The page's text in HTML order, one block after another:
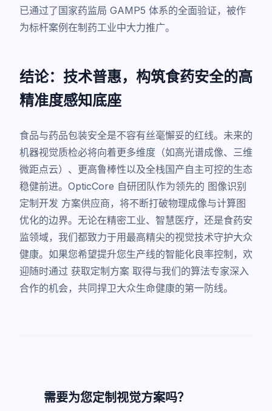
已通过了国家药监局 GAMP5 体系的全面验证，被作
为标杆案例在制药工业中大力推广。
结论：技术普惠，构筑食药安全的高
精准度感知底座
食品与药品包装安全是不容有丝毫懈妥的红线。未来的
机器视觉质检必将向着更多维度（如高光谱成像、三维
微距点云）、更高鲁棒性以及全栈国产自主可控的生态
稳健前进。OpticCore 自研团队作为领先的 图像识别
定制开发 方案供应商，将不断打破物理成像与计算图
优化的边界。无论在精密工业、智慧医疗，还是食药安
监领域，我们都致力于用最高精尖的视觉技术守护大众
健康。如果您希望提升您生产线的智能化良率控制，欢
迎随时通过 获取定制方案 取得与我们的算法专家深入
合作的机会，共同捍卫大众生命健康的第一防线。
需要为您定制视觉方案吗？